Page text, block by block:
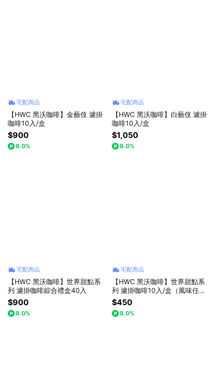
宅配商品
【HWC 黑沃咖啡】金藝伎 濾掛
咖啡10入/盒
$900
8.0%
宅配商品
【HWC 黑沃咖啡】白藝伎 濾掛
咖啡10入/盒
$1,050
8.0%
宅配商品
【HWC 黑沃咖啡】世界甜點系
列 濾掛咖啡綜合禮盒40入
$900
8.0%
宅配商品
【HWC 黑沃咖啡】世界甜點系
列 濾掛咖啡10入/盒（風味任
選）
$450
8.0%